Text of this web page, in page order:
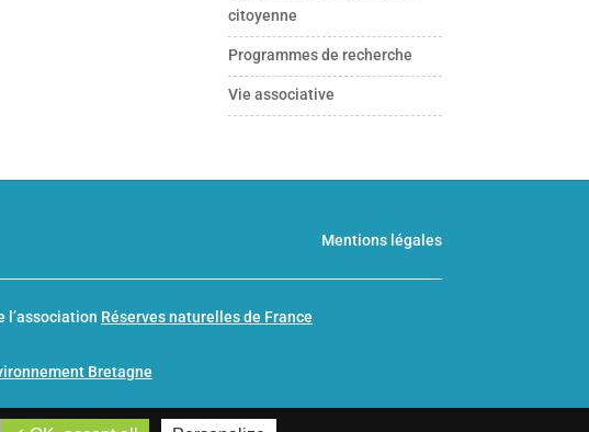
citoyenne
Programmes de recherche
Vie associative
Mentions légales
l’association Réserves naturelles de France
Bretagne